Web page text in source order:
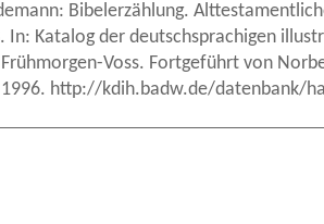
Bibelerzählung.
In: Katalog der deutschsprachigen
Voss. Fortgeführt von
http://kdih.badw.de/datenbank/